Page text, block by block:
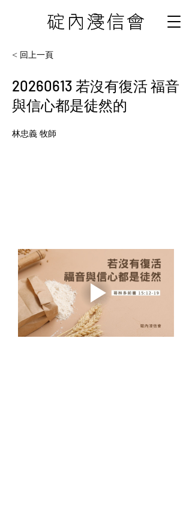
< 回上一頁
20260613 若沒有復活 福音
與信心都是徒然的
林忠義 牧師